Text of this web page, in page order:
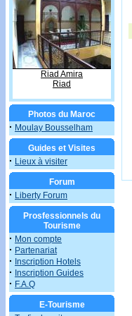
Riad Amira
Riad
Photos du Maroc
· Moulay Bousselham
Guides et Visites
· Lieux à visiter
Forum
· Liberty Forum
Prosfessionnels du
Tourisme
· Mon compte
· Partenariat
· Inscription Hotels
· Inscription Guides
· F.A.Q
E-Tourisme